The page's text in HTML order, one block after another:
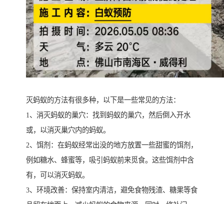
灭蚂蚁的方法有很多种，以下是一些常见的方法：
1、消灭蚂蚁的巢穴：找到蚂蚁的巢穴，然后倒入开水
或，以消灭巢穴内的蚂蚁。
2、饵剂：在蚂蚁经常出没的地方放置一些甜蜜的饵剂，
例如糖水、蜂蜜等，吸引蚂蚁前来觅食。这些饵剂中含
有，可以消灭蚂蚁。
3、环境改善：保持室内清洁，避免食物残渣、糖果等食